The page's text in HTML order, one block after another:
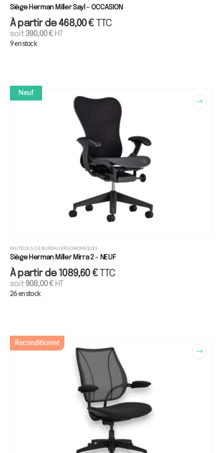
Siège Herman Miller Sayl - OCCASION
À partir de468,00€ TTC
soit390,00€HT
9 en stock
Neuf
FAUTEUILS DE BUREAU ERGONOMIQUES
Siège Herman Miller Mirra 2 - NEUF
À partir de1089,60€ TTC
soit908,00€HT
26 en stock
Reconditionné